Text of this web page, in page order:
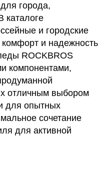
города,
каталоге
и городские
и надежность
ROCKBROS
компонентами,
отличным выбором
для опытных
сочетание
для активной